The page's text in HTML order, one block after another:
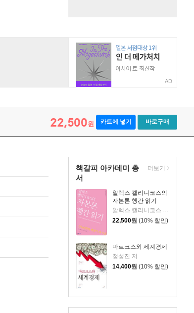
AD
22,500원 카트에 넣기 바로구매
책갈피 아카데미 총
서
알렉스 캘리니코스의
자본론 행간 읽기
알렉스 캘리니코스 저/이수현 역
22,500원 (10% 할인)
마르크스와 세계경제
정성진 저
14,400원 (10% 할인)
더보기